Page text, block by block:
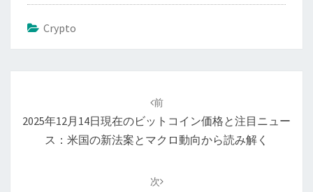
Crypto
ナ
前
2025年12月14日現在のビットコイン価格と注目ニュー
ス：米国の新法案とマクロ動向から読み解く
次